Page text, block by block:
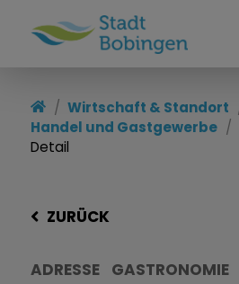
Wirtschaft & Standort
Handel und Gastgewerbe
Detail
ZURÜCK
ADRESSE GASTRONOMIE